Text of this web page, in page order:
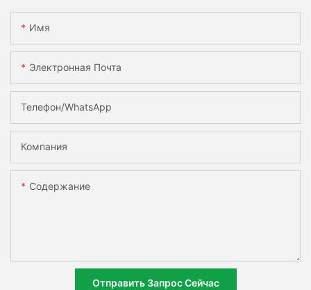
Имя
Электронная Почта
Телефон/WhatsApp
Компания
Содержание
Отправить Запрос Сейчас